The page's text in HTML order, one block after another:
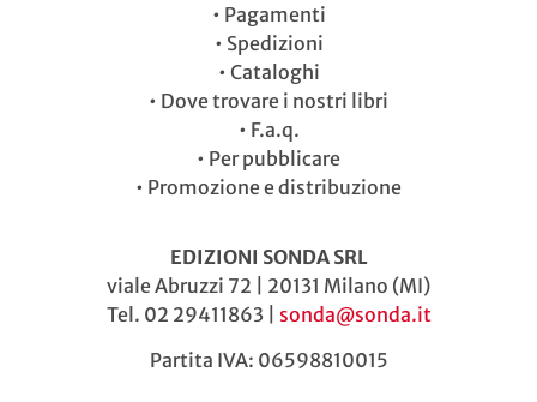
• Pagamenti
• Spedizioni
• Cataloghi
• Dove trovare i nostri libri
• F.a.q.
• Per pubblicare
• Promozione e distribuzione
EDIZIONI SONDA SRL
viale Abruzzi 72 | 20131 Milano (MI)
Tel. 02 29411863 | sonda@sonda.it
Partita IVA: 06598810015